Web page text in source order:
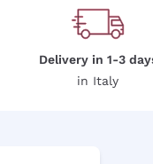
Delivery in 1-3
in Italy